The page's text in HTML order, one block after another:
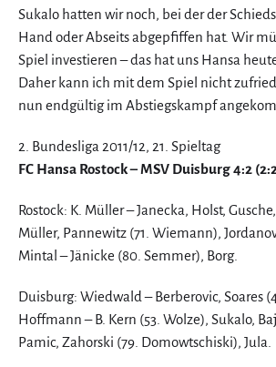
Sukalo hatten wir noch, bei der der
Hand oder Abseits abgepfiffen hat. Wir
Spiel investieren – das hat uns Hansa
Daher kann ich mit dem Spiel nicht
nun endgültig im Abstiegskampf
2. Bundesliga 2011/12, 21. Spieltag
FC Hansa Rostock – MSV Duisburg 4:2
Rostock: K. Müller – Janecka, Holst,
Müller, Pannewitz (71. Wiemann),
Mintal – Jänicke (80. Semmer), Borg.
Duisburg: Wiedwald – Berberovic, Soares
Hoffmann – B. Kern (53. Wolze), Sukalo,
Pamic, Zahorski (79. Domowtschiski), Jula.